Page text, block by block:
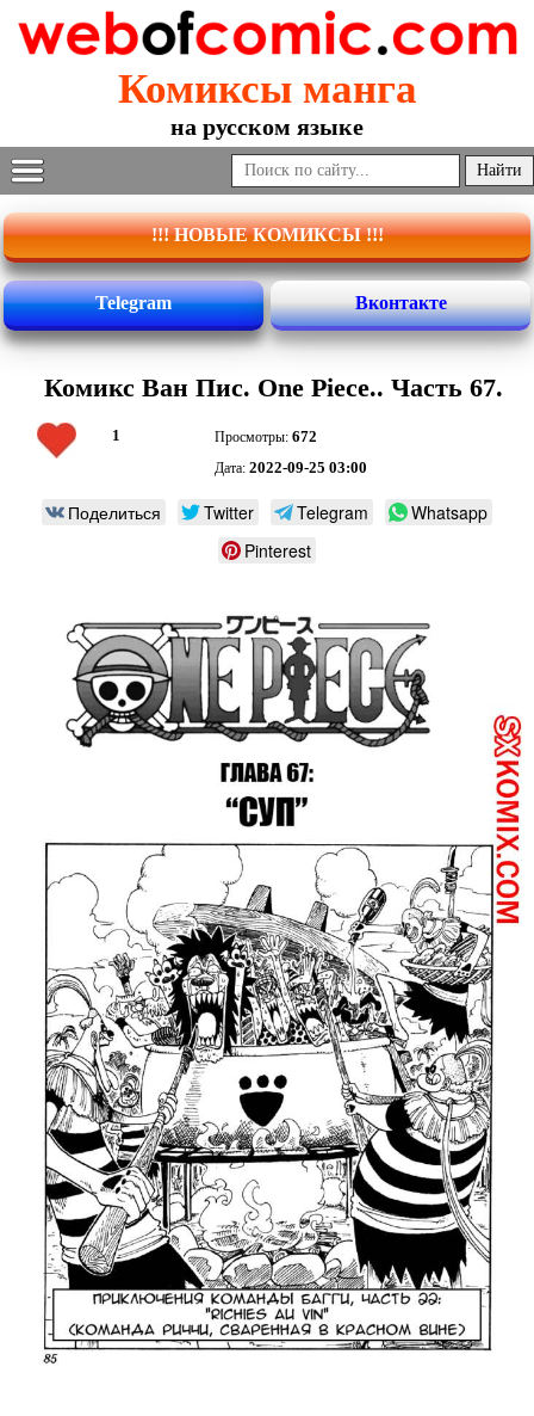
Комиксы манга
на русском языке
!!! НОВЫЕ КОМИКСЫ !!!
Telegram Вконтакте
Комикс Ван Пис. One Piece.. Часть 67.
1 Просмотры: 672
Дата: 2022-09-25 03:00
Поделиться Twitter Telegram
Whatsapp
Pinterest